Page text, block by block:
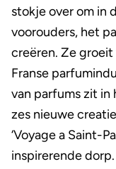
stokje over om in
voorouders, het
creëren. Ze groeit
Franse
van parfums zit in
zes nieuwe
‘Voyage a Saint-
inspirerende dorp.